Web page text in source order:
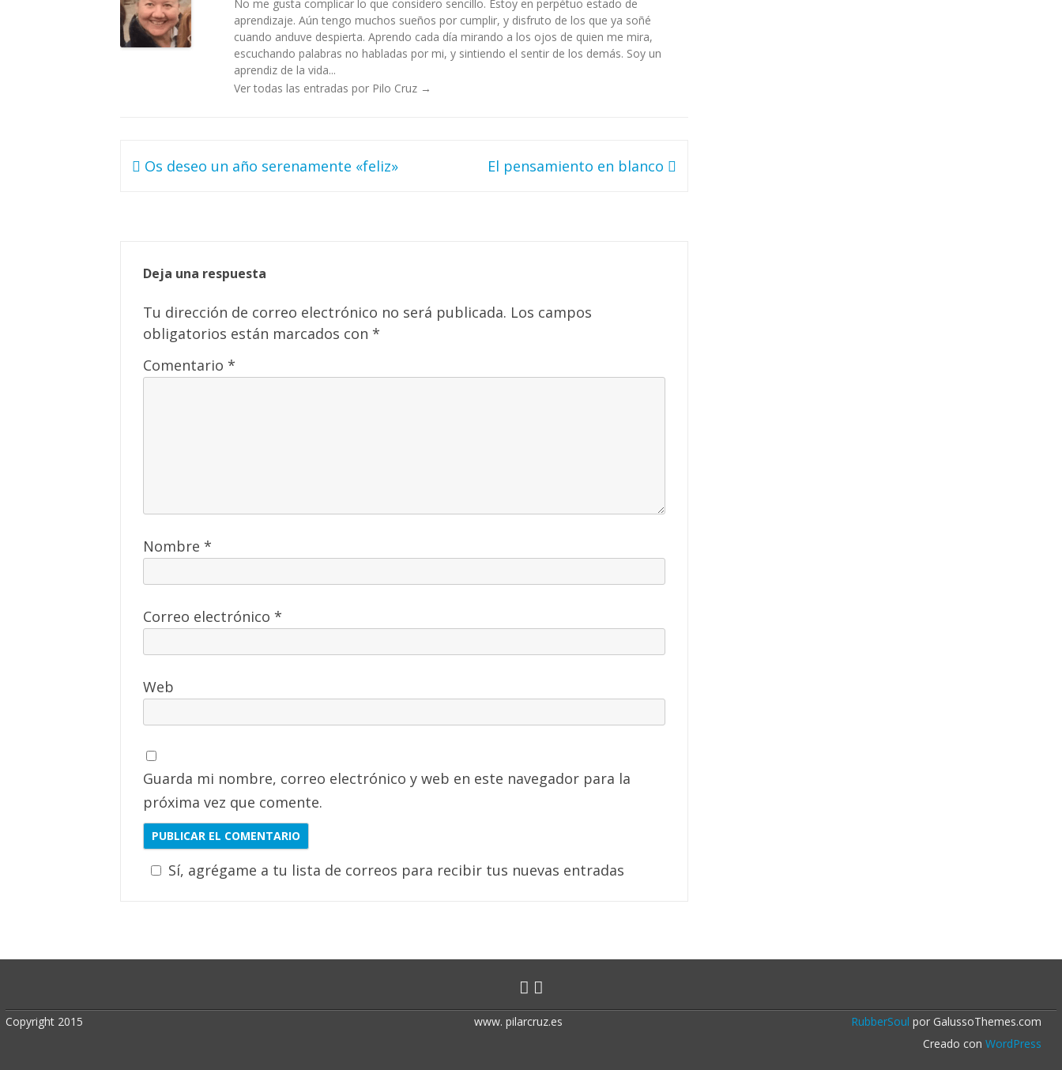
No me gusta complicar lo que considero sencillo. Estoy en perpétuo estado de
aprendizaje. Aún tengo muchos sueños por cumplir, y disfruto de los que ya soñé
cuando anduve despierta. Aprendo cada día mirando a los ojos de quien me mira,
escuchando palabras no habladas por mi, y sintiendo el sentir de los demás. Soy un
aprendiz de la vida...
Ver todas las entradas por Pilo Cruz →
Navegación
Os deseo un año serenamente «feliz» El pensamiento en blanco
Deja una respuesta
Tu dirección de correo electrónico no será publicada. Los campos
obligatorios están marcados con *
Comentario *
Nombre *
Correo electrónico *
Web
Guarda mi nombre, correo electrónico y web en este navegador para la
próxima vez que comente.
Sí, agrégame a tu lista de correos para recibir tus nuevas entradas
Copyright 2015 www. pilarcruz.es RubberSoul por GalussoThemes.com
Creado con WordPress